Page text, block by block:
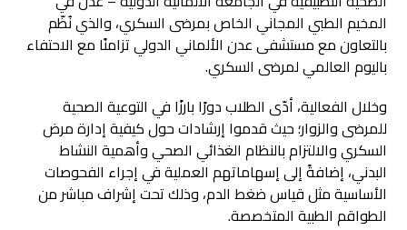
المخيم الطبي المجاني الخاص بمرضى السكري، والذي نُظّم
بالتعاون مع مستشفى عدن الألماني الدولي تزامنًا مع الاحتفاء
باليوم العالمي لمرضى السكري.
وخلال الفعالية، أدّى الطلاب دورًا بارزًا في التوعية الصحية
للمرضى والزوار؛ حيث قدموا إرشادات حول كيفية إدارة مرض
السكري والالتزام بالنظام الغذائي الصحي وأهمية النشاط
البدني، إضافةً إلى إسهاماتهم العملية في إجراء الفحوصات
الأساسية مثل قياس ضغط الدم، وذلك تحت إشراف مباشر من
الطواقم الطبية المتخصصة.